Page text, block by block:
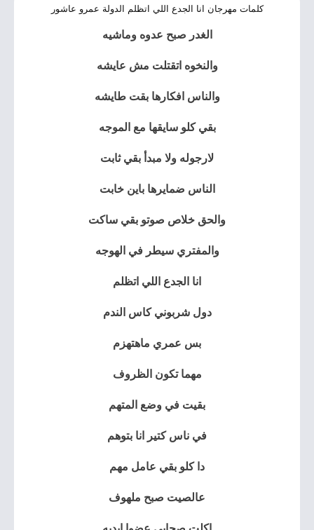
كلمات مهرجان انا الجدع اللي اتظلم الدولة عمرو عاشور
الغدر صبح عدوه وماشيه
والنخوه اتقتلت مش عايشه
والناس افكارها بقت طايشه
بقي كلو سايقها مع الموجه
لارجوله ولا مبدأ بقي ثابت
الناس ضمايرها باين خابت
والحق خلاص صوتو بقي ساكت
والمفتري سيطر في الهوجه
انا الجدع اللي اتظلم
دول شربوني كاس الندم
بس عمري ماهتهزم
مهما تكون الظروف
بقيت في وضع المتهم
في ناس كتير انا بتوهم
دا كلو بقي عامل مهم
عالصيت صبح ملهوف